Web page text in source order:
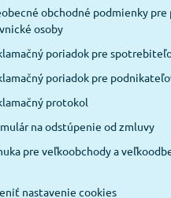
obchodné podmienky
osoby
poriadok pre
poriadok pre
protokol
na odstúpenie od zmluvy
pre veľkoobchody a
nastavenie cookies